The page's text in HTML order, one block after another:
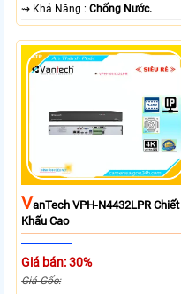
️⇝ Khả Năng :Chống Nước.
VAnTech VPH-N4432LPR Chiết
Khấu Cao
Giá bán: 30%
Giá Gốc: